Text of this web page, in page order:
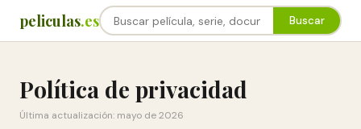
peliculas.es Buscar
Política de privacidad
Última actualización: mayo de 2026